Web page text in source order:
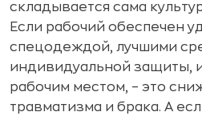
складывается сама
Если рабочий обеспечен
спецодеждой, лучшими
индивидуальной защиты,
рабочим местом, – это
травматизма и брака. А